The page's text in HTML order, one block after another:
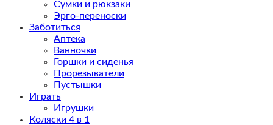
Сумки и рюкзаки
Эрго-переноски
Заботиться
Аптека
Ванночки
Горшки и сиденья
Прорезыватели
Пустышки
Играть
Игрушки
Коляски 4 в 1